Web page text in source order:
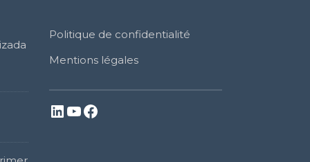
Politique de confidentialité
Mentions légales
LinkedIn
YouTube
Facebook